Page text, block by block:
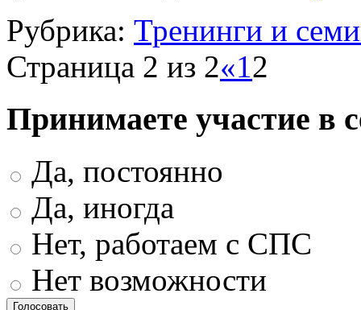
Рубрика: Тренинги и
Страница 2 из 2«12
Принимаете участие в
Да, постоянно
Да, иногда
Нет, работаем с СПС
Нет возможности